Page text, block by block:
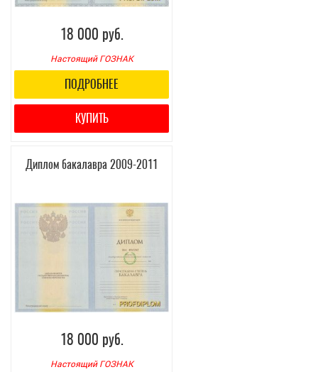
18 000 руб.
Настоящий ГОЗНАК
ПОДРОБНЕЕ
КУПИТЬ
Диплом бакалавра 2009-2011
18 000 руб.
Настоящий ГОЗНАК